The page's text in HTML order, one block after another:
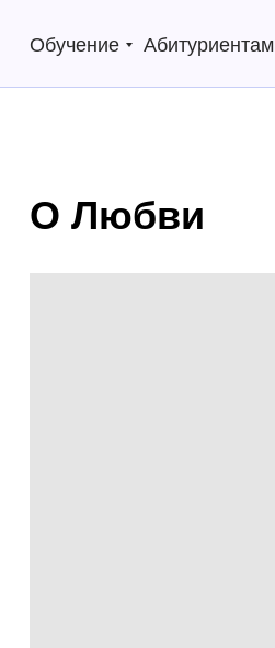
Обучение Абитуриентам
О Любви